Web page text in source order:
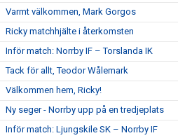
Varmt välkommen, Mark Gorgos
Ricky matchhjälte i återkomsten
Inför match: Norrby IF – Torslanda IK
Tack för allt, Teodor Wålemark
Välkommen hem, Ricky!
Ny seger - Norrby upp på en tredjeplats
Inför match: Ljungskile SK – Norrby IF